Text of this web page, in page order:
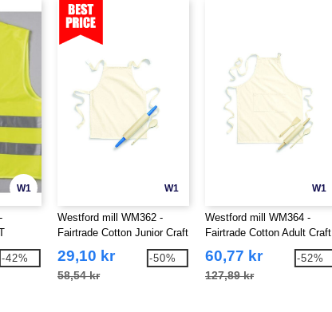
W1
-42%
W1
Westford mill WM362 -
Fairtrade Cotton Junior Craft
29,10 kr
58,54 kr
-50%
W1
Westford mill WM364 -
Fairtrade Cotton Adult Craft
60,77 kr
127,89 kr
-52%